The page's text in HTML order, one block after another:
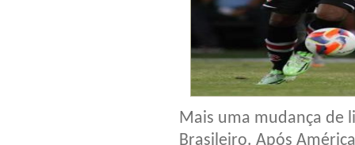
Mais uma mudança de
Brasileiro. Após